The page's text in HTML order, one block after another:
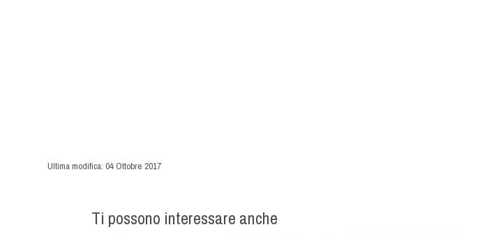
Ultima modifica: 04 Ottobre 2017
Ti possono interessare anche